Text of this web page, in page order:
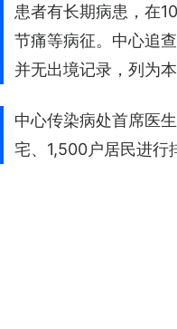
患者有长期病患，在
节痛等病征。中心追
并无出境记录，列为本
中心传染病处首席医
宅、1,500户居民进行